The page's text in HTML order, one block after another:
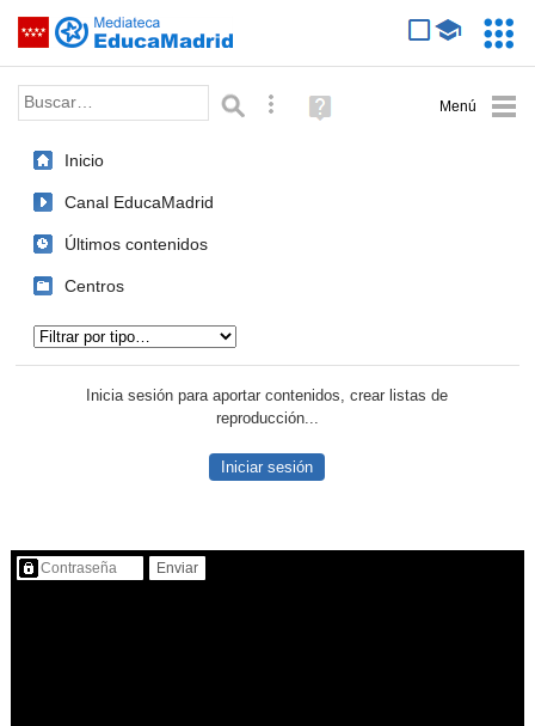
Saltar navegación
Palabra o frase: Búsqueda avanzada
Ayuda
(en
Inicio
Canal EducaMadrid
Últimos contenidos
Centros
Inicia sesión para aportar contenidos, crear listas de
reproducción...
Iniciar sesión
Contenido protegido…